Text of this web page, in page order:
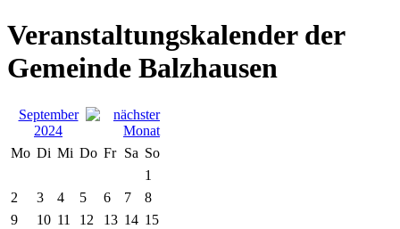
Veranstaltungskalender der
Gemeinde Balzhausen
September
2024
Mo Di Mi Do Fr Sa So
1
2
3 4 5 6 7
8
9
10 11 12 13 14 15